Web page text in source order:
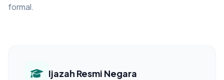
formal.
Ijazah Resmi Negara